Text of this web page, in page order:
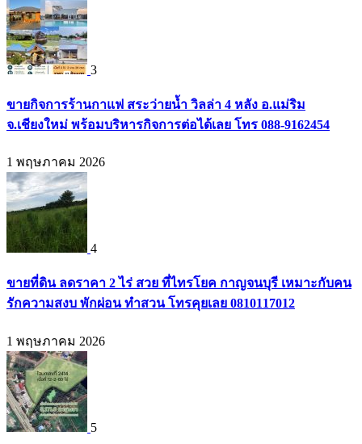
3
ขายกิจการร้านกาแฟ สระว่ายน้ำ วิลล่า 4 หลัง อ.แม่ริม
จ.เชียงใหม่ พร้อมบริหารกิจการต่อได้เลย โทร 088-9162454
1 พฤษภาคม 2026
4
ขายที่ดิน ลดราคา 2 ไร่ สวย ที่ไทรโยค กาญจนบุรี เหมาะกับคน
รักความสงบ พักผ่อน ทำสวน โทรคุยเลย 0810117012
1 พฤษภาคม 2026
5